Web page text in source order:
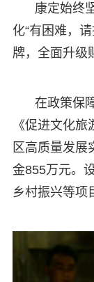
康定始终
化“有困难，
牌，全面升级
在政策保
《促进文化
区高质量发展
金855万元。
乡村振兴等项